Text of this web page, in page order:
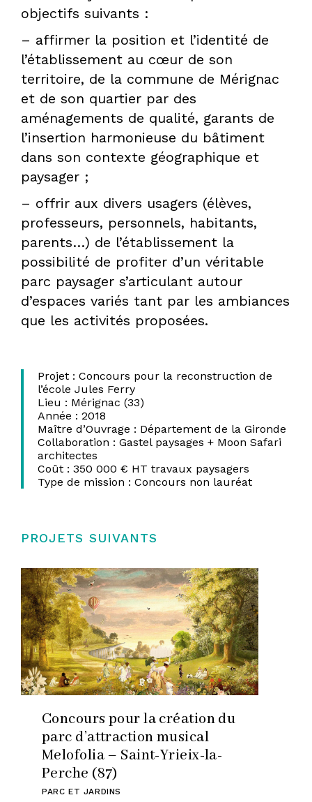
DPLG
objectifs suivants :
– affirmer la position et l’identité de
l’établissement au cœur de son
territoire, de la commune de Mérignac
et de son quartier par des
aménagements de qualité, garants de
l’insertion harmonieuse du bâtiment
dans son contexte géographique et
paysager ;
– offrir aux divers usagers (élèves,
professeurs, personnels, habitants,
parents…) de l’établissement la
possibilité de profiter d’un véritable
parc paysager s’articulant autour
d’espaces variés tant par les ambiances
que les activités proposées.
Projet : Concours pour la reconstruction de
l’école Jules Ferry
Lieu : Mérignac (33)
Année : 2018
Maître d’Ouvrage : Département de la Gironde
Collaboration : Gastel paysages + Moon Safari
architectes
Coût : 350 000 € HT travaux paysagers
Type de mission : Concours non lauréat
PROJETS SUIVANTS
Concours pour la création du
parc d’attraction musical
Melofolia – Saint-Yrieix-la-
Perche (87)
PARC ET JARDINS